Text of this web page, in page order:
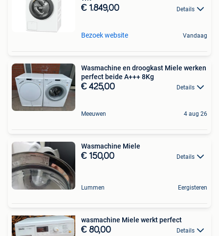
€ 1.849,00 Details
Bezoek website Vandaag
Wasmachine en droogkast Miele werken
perfect beide A+++ 8Kg
€ 425,00 Details
Meeuwen 4 aug 26
Wasmachine Miele
€ 150,00 Details
Lummen Eergisteren
wasmachine Miele werkt perfect
€ 80,00 Details